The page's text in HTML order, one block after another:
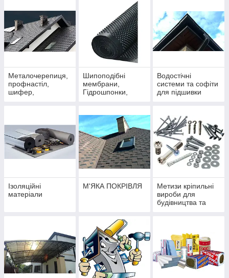
Металочерепиця,
профнастіл,
шифер,
оцинкованої сталі.
Шипоподібні
мембрани,
Гідрошпонки,
Лінійний дренаж
Водостічні
системи та софіти
для підшивки
Ізоляційні
матеріали
М'ЯКА ПОКРІВЛЯ
Метизи кріпильні
вироби для
будівництва та